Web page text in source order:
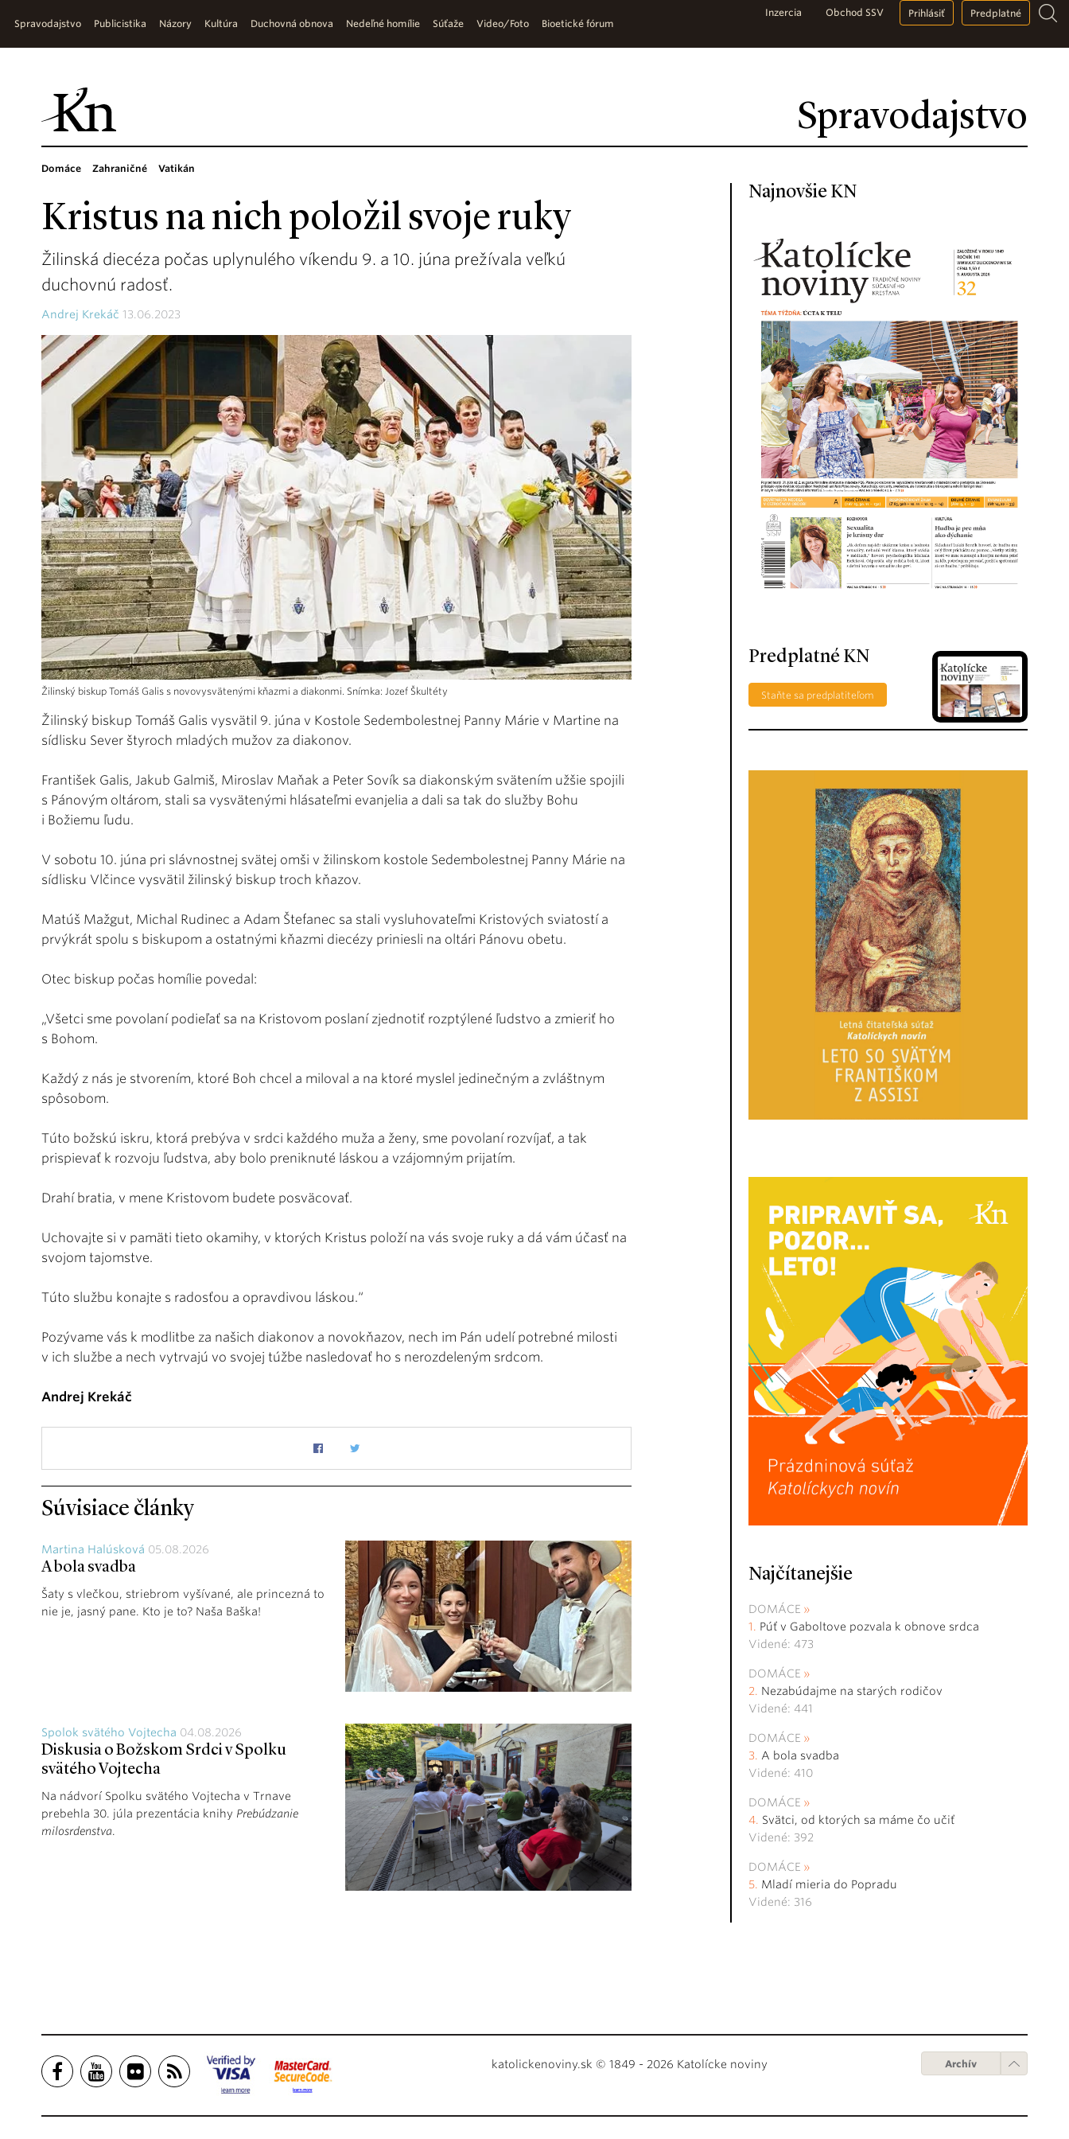
Spravodajstvo
Spravodajstvo Publicistika Názory Kultúra Duchovná obnova Nedeľné homílie Súťaže Video/Foto Bioetické fórum
Inzercia Obchod SSV Prihlásiť Predplatné
Domáce Zahraničné Vatikán
Kristus na nich položil svoje ruky
Žilinská diecéza počas uplynulého víkendu 9. a 10. júna prežívala veľkú
duchovnú radosť.
Andrej Krekáč 13.06.2023
Žilinský biskup Tomáš Galis s novovysvätenými kňazmi a diakonmi. Snímka: Jozef Škultéty
Žilinský biskup Tomáš Galis vysvätil 9. júna v Kostole Sedembolestnej Panny Márie v Martine na
sídlisku Sever štyroch mladých mužov za diakonov.
František Galis, Jakub Galmiš, Miroslav Maňak a Peter Sovík sa diakonským svätením užšie spojili
s Pánovým oltárom, stali sa vysvätenými hlásateľmi evanjelia a dali sa tak do služby Bohu
i Božiemu ľudu.
V sobotu 10. júna pri slávnostnej svätej omši v žilinskom kostole Sedembolestnej Panny Márie na
sídlisku Vlčince vysvätil žilinský biskup troch kňazov.
Matúš Mažgut, Michal Rudinec a Adam Štefanec sa stali vysluhovateľmi Kristových sviatostí a
prvýkrát spolu s biskupom a ostatnými kňazmi diecézy priniesli na oltári Pánovu obetu.
Otec biskup počas homílie povedal:
„Všetci sme povolaní podieľať sa na Kristovom poslaní zjednotiť rozptýlené ľudstvo a zmieriť ho
s Bohom.
Každý z nás je stvorením, ktoré Boh chcel a miloval a na ktoré myslel jedinečným a zvláštnym
spôsobom.
Túto božskú iskru, ktorá prebýva v srdci každého muža a ženy, sme povolaní rozvíjať, a tak
prispievať k rozvoju ľudstva, aby bolo preniknuté láskou a vzájomným prijatím.
Drahí bratia, v mene Kristovom budete posväcovať.
Uchovajte si v pamäti tieto okamihy, v ktorých Kristus položí na vás svoje ruky a dá vám účasť na
svojom tajomstve.
Túto službu konajte s radosťou a opravdivou láskou.“
Pozývame vás k modlitbe za našich diakonov a novokňazov, nech im Pán udelí potrebné milosti
v ich službe a nech vytrvajú vo svojej túžbe nasledovať ho s nerozdeleným srdcom.
Andrej Krekáč
Súvisiace články
Martina Halúsková 05.08.2026
A bola svadba
Šaty s vlečkou, striebrom vyšívané, ale princezná to
nie je, jasný pane. Kto je to? Naša Baška!
Spolok svätého Vojtecha 04.08.2026
Diskusia o Božskom Srdci v Spolku
svätého Vojtecha
Na nádvorí Spolku svätého Vojtecha v Trnave
prebehla 30. júla prezentácia knihy Prebúdzanie
milosrdenstva.
Najnovšie KN
Predplatné KN
Staňte sa predplatiteľom
Najčítanejšie
DOMÁCE
Púť v Gaboltove pozvala k obnove srdca
Videné: 473
DOMÁCE
Nezabúdajme na starých rodičov
Videné: 441
DOMÁCE
A bola svadba
Videné: 410
DOMÁCE
Svätci, od ktorých sa máme čo učiť
Videné: 392
DOMÁCE
Mladí mieria do Popradu
Videné: 316
katolickenoviny.sk © 1849 - 2026 Katolícke noviny Archív